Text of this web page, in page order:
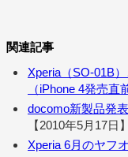
関連記事
Xperia（SO-01B
（iPhone 4発売直
docomo新製品発
【2010年5月17日】
Xperia 6月のヤフ